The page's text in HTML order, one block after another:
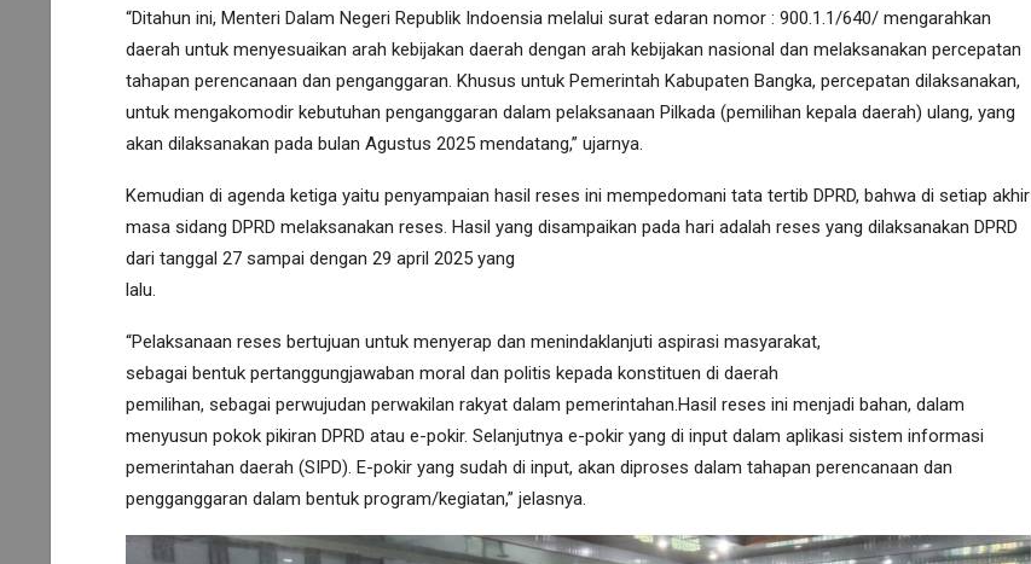
“Ditahun ini, Menteri Dalam Negeri Republik Indoensia melalui surat edaran nomor : 900.1.1/640/ mengarahkan
daerah untuk menyesuaikan arah kebijakan daerah dengan arah kebijakan nasional dan melaksanakan percepatan
tahapan perencanaan dan penganggaran. Khusus untuk Pemerintah Kabupaten Bangka, percepatan dilaksanakan,
untuk mengakomodir kebutuhan penganggaran dalam pelaksanaan Pilkada (pemilihan kepala daerah) ulang, yang
akan dilaksanakan pada bulan Agustus 2025 mendatang,” ujarnya.
Kemudian di agenda ketiga yaitu penyampaian hasil reses ini mempedomani tata tertib DPRD, bahwa di setiap akhir
masa sidang DPRD melaksanakan reses. Hasil yang disampaikan pada hari adalah reses yang dilaksanakan DPRD
dari tanggal 27 sampai dengan 29 april 2025 yang
lalu.
“Pelaksanaan reses bertujuan untuk menyerap dan menindaklanjuti aspirasi masyarakat,
sebagai bentuk pertanggungjawaban moral dan politis kepada konstituen di daerah
pemilihan, sebagai perwujudan perwakilan rakyat dalam pemerintahan.Hasil reses ini menjadi bahan, dalam
menyusun pokok pikiran DPRD atau e-pokir. Selanjutnya e-pokir yang di input dalam aplikasi sistem informasi
pemerintahan daerah (SIPD). E-pokir yang sudah di input, akan diproses dalam tahapan perencanaan dan
pengganggaran dalam bentuk program/kegiatan,” jelasnya.